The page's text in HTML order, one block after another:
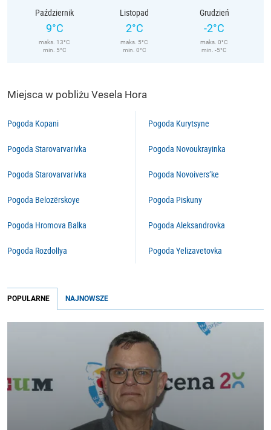
Październik
9°C
maks. 13°C
min. 5°C
Listopad
2°C
maks. 5°C
min. 0°C
Grudzień
-2°C
maks. 0°C
min. -5°C
Miejsca w pobliżu Vesela Hora
Pogoda Kopani
Pogoda Starovarvarivka
Pogoda Starovarvarivka
Pogoda Belozërskoye
Pogoda Hromova Balka
Pogoda Rozdollya
Pogoda Kurytsyne
Pogoda Novoukrayinka
Pogoda Novoivers’ke
Pogoda Piskuny
Pogoda Aleksandrovka
Pogoda Yelizavetovka
POPULARNE NAJNOWSZE